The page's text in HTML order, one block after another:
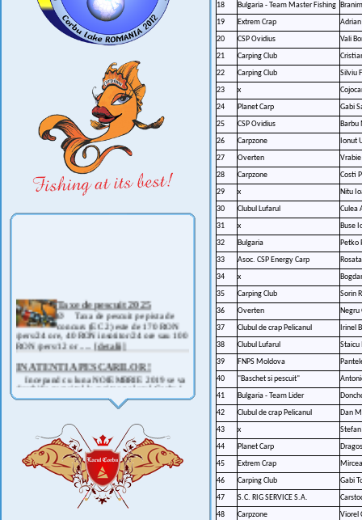
Taxe de pescuit 2025
Ø Taxa de pescuit pe pista de
concurs (EC 2) este de 170 RON
/pers/24 ore, 40 RON insotitor/24 ore sau 100
RON /pers/12 or .....[detalii]
IN ATENTIA PESCARILOR !
Incepand cu luna NOIEMBRIE 2019 se va
deschide pescuitul la rapitor pe lacul Corbu !
AVAND IN VEDERE SITUATIA ACTUALA -
COVID 19- DIN MOTIVE DE SIGURANTA ,
CAT SI A REGLEMENTARILOR LEGALE ,
PRECUM SI RETRAGEREA UNOR
PARTICIPANTI .....[detalii]
Anunt important
Va anuntam ca editia 30 a concursului de
pescuit CUPA RIG la CRAP din perioada 2-5
18
Bulgaria - Team Master Fishing
19
Extrem Crap
20
CSP Ovidius
Vali
21
Carping Club
22
Carping Club
Silviu
23
x
24
Planet Carp
Gabi
25
CSP Ovidius
Barbu
26
Carpzone
Ionut
27
Overten
Vrabie
28
Carpzone
Costi
29
x
Nitu
30
Clubul Lufarul
Culea
31
x
Buse
32
Bulgaria
Petko
33
Asoc. CSP Energy Carp
34
x
35
Carping Club
Sorin
36
Overten
Negru
37
Clubul de crap Pelicanul
Irinel
38
Clubul Lufarul
Staicu
39
FNPS Moldova
40
"Baschet si pescuit"
41
Bulgaria - Team Lider
42
Clubul de crap Pelicanul
Dan
43
x
44
Planet Carp
45
Extrem Crap
46
Carping Club
Gabi
47
S.C. RIG SERVICE S.A.
48
Carpzone
Viorel